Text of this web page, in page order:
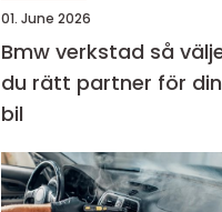
01. June 2026
Bmw verkstad så väljer
du rätt partner för din
bil